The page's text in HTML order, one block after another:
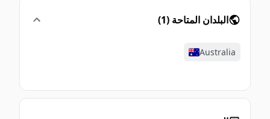
البلدان المتاحة(
1
)
Australia